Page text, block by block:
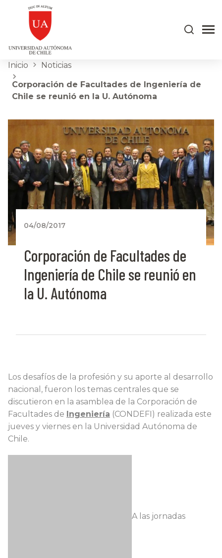
Inicio Noticias
Corporación de Facultades de Ingeniería de
Chile se reunió en la U. Autónoma
04/08/2017
Corporación de Facultades de
Ingeniería de Chile se reunió en
la U. Autónoma
Los desafíos de la profesión y su aporte al desarrollo
nacional, fueron los temas centrales que se
discutieron en la asamblea de la Corporación de
Facultades de Ingeniería (CONDEFI) realizada este
jueves y viernes en la Universidad Autónoma de
Chile.
A las jornadas